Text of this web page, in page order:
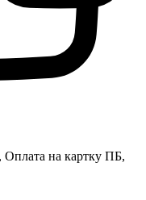
Оплата на картку ПБ,